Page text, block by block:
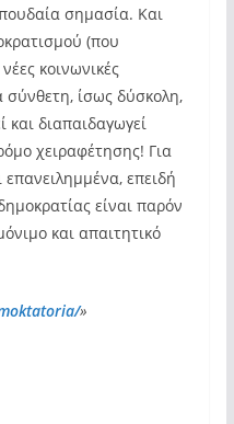
σημασία. Και
(που
κοινωνικές
σύνθετη, ίσως δύσκολη,
διαπαιδαγωγεί
χειραφέτησης! Για
επειδή
είναι παρόν
και απαιτητικό
»